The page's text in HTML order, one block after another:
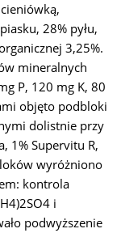
28% pyłu,
3,25%.
mineralnych
P, 120 mg K, 80
objęto podbloki
dolistnie przy
1% Supervitu R,
wyróżniono
kontrola
i
podwyższenie